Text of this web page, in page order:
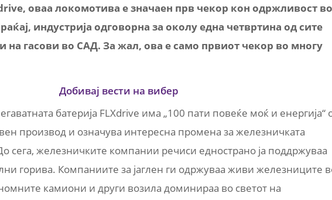
оваа локомотива е значаен прв чекор кон одржливост во
индустрија одговорна за околу една четвртина од сите
на гасови во САД. За жал, ова е само првиот чекор во многу
Добивај вести на вибер
батерија FLXdrive има „100 пати повеќе моќ и енергија“
производ и означува интересна промена за железничката
сега, железничките компании речиси еднострано ја поддржуваа
горива. Компаниите за јаглен ги одржуваа живи железниците
камиони и други возила доминираа во светот на